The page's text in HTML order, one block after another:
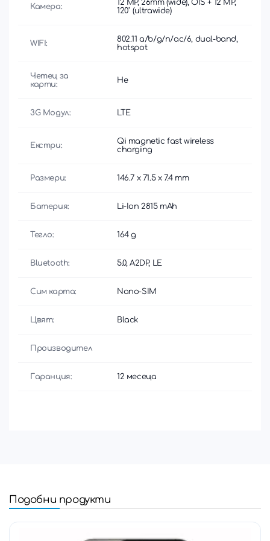
Камера:
12 MP, 26mm (wide), OIS + 12 MP,
120˚ (ultrawide)
WIFI:
802.11 a/b/g/n/ac/6, dual-band,
hotspot
Четец за
карти:
Не
3G Модул: LTE
Екстри:
Qi magnetic fast wireless
charging
Размери: 146.7 x 71.5 x 7.4 mm
Батерия: Li-Ion 2815 mAh
Тегло: 164 g
Bluetooth: 5.0, A2DP, LE
Сим карта: Nano-SIM
Цвят: Black
Производител
Гаранция: 12 месеца
Подобни продукти